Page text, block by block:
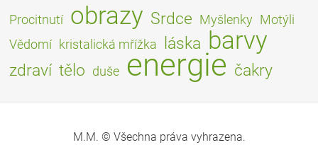
Procitnutí obrazy Srdce Myšlenky Motýli
Vědomí kristalická mřížka láska barvy
zdraví tělo duše energie čakry
M.M. © Všechna práva vyhrazena.